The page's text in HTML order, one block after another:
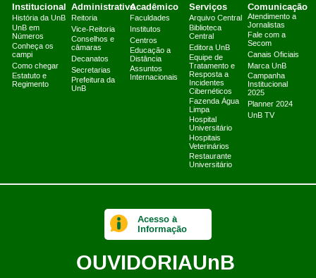
Institucional
História da UnB
UnB em
Números
Conheça os
campi
Como chegar
Estatuto e
Regimento
Administrativo
Reitoria
Vice-Reitoria
Conselhos e
câmaras
Decanatos
Secretarias
Prefeitura da
UnB
Acadêmico
Faculdades
Institutos
Centros
Educação a
Distância
Assuntos
Internacionais
Serviços
Arquivo Central
Biblioteca
Central
Editora UnB
Equipe de
Tratamento e
Resposta a
Incidentes
Cibernéticos
Fazenda Água
Limpa
Hospital
Universitário
Hospitais
Veterinários
Restaurante
Universitário
Comunicação
Atendimento a
Jornalistas
Fale com a
Secom
Canais Oficiais
Marca UnB
Campanha
Institucional
2025
Planner 2024
UnB TV
Acesso à
Informação
OUVIDORIAUnB